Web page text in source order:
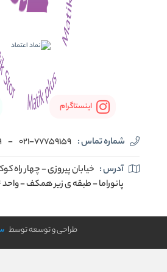
اینستاگرام
شماره تماس : 021-77759159
-
آدرس : خیابان پیروزی - چهار راه
پانوراما - طبقه ی زیر همکف - واحد 14
طراحی و توسعه توسط